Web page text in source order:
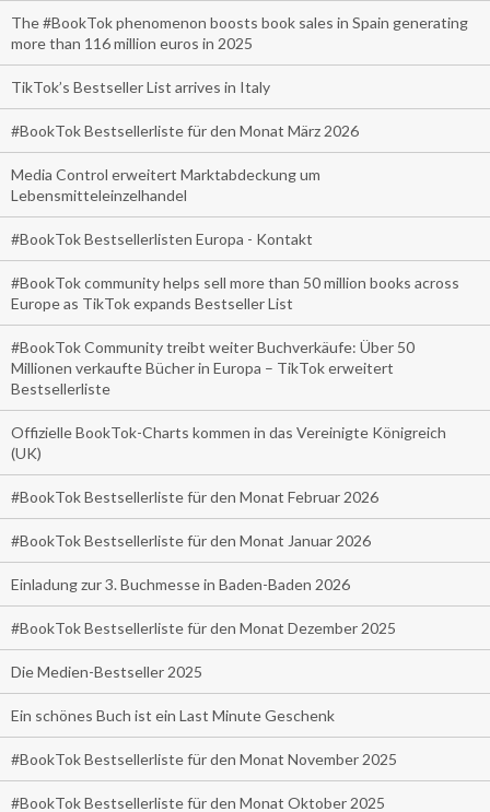
The #BookTok phenomenon boosts book sales in Spain generating
more than 116 million euros in 2025
TikTok’s Bestseller List arrives in Italy
#BookTok Bestsellerliste für den Monat März 2026
Media Control erweitert Marktabdeckung um
Lebensmitteleinzelhandel
#BookTok Bestsellerlisten Europa - Kontakt
#BookTok community helps sell more than 50 million books across
Europe as TikTok expands Bestseller List
#BookTok Community treibt weiter Buchverkäufe: Über 50
Millionen verkaufte Bücher in Europa – TikTok erweitert
Bestsellerliste
Offizielle BookTok-Charts kommen in das Vereinigte Königreich
(UK)
#BookTok Bestsellerliste für den Monat Februar 2026
#BookTok Bestsellerliste für den Monat Januar 2026
Einladung zur 3. Buchmesse in Baden-Baden 2026
#BookTok Bestsellerliste für den Monat Dezember 2025
Die Medien-Bestseller 2025
Ein schönes Buch ist ein Last Minute Geschenk
#BookTok Bestsellerliste für den Monat November 2025
#BookTok Bestsellerliste für den Monat Oktober 2025